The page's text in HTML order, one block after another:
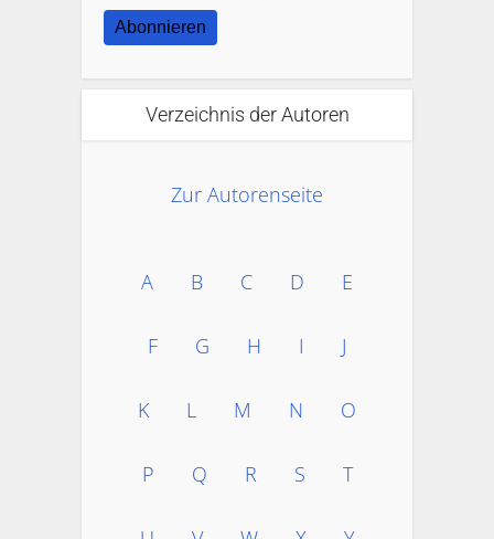
Abonnieren
Verzeichnis der Autoren
Zur Autorenseite
A B C D E
F G H I J
K L M N O
P Q R S T